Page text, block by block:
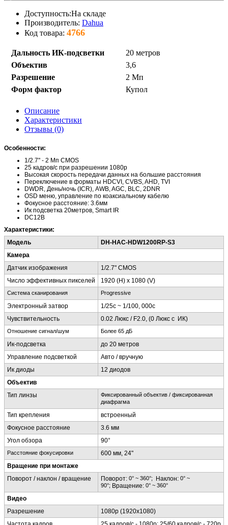
Доступность:На складе
Производитель: Dahua
Код товара: 4766
Дальность ИК-подсветки
20 метров
Объектив
3,6
Разрешение
2 Мп
Форм фактор
Купол
Описание
Характеристики
Отзывы (0)
Особенности:
1/2.7" - 2 Мп CMOS
25 кадров/с при разрешении 1080р
Высокая скорость передачи данных на большие расстояния
Переключение в форматы HDCVI, CVBS, AHD, TVI
DWDR, День/ночь (ICR), AWB, AGC, BLC, 2DNR
OSD меню, управление по коаксиальному кабелю
Фокусное расстояние: 3.6мм
Ик подсветка 20метров, Smart IR
DC12В
Характеристики:
Модель
DH-HAC-HDW1200RP-S3
Камера
Датчик изображения
1/2.7" CMOS
Число эффективных пикселей
1920 (H) х 1080 (V)
Система сканирования Progressive
Электронный затвор
1/25с ~ 1/100, 000с
Чувствительность
0.02 Люкс / F2.0, (0 Люкс с ИК)
Отношение сигнал/шум Более 65 дБ
Ик-подсветка
до 20 метров
Управление подсветкой
Авто / вручную
Ик диоды
12 диодов
Объектив
Тип линзы
Фиксированный объектив / фиксированная
диафрагма
Тип крепления
встроенный
Фокусное расстояние
3.6 мм
Угол обзора
90°
Расстояние фокусировки
600 мм, 24"
Вращение при монтаже
Поворот / наклон / вращение
Поворот: 0° ~ 360°; Наклон: 0° ~
90°; Вращение: 0° ~ 360°
Видео
Разрешение
1080р (1920х1080)